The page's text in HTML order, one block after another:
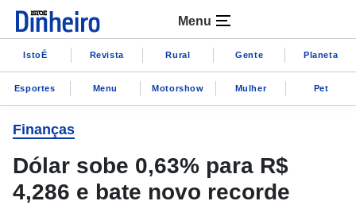
Menu
IstoÉ Revista Rural Gente Planeta
Esportes Menu Motorshow Mulher Pet
Finanças
Dólar sobe 0,63% para R$
4,286 e bate novo recorde